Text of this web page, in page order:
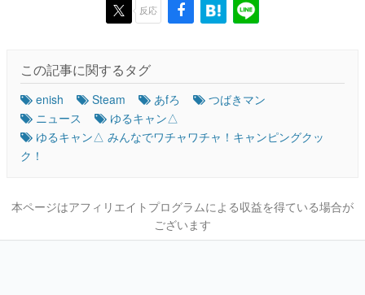
反応
この記事に関するタグ
enish Steam あfろ
つばきマン
ニュース
ゆるキャン△
ゆるキャン△ みんなでワチャワチャ！キャンピングクッ
ク！
本ページはアフィリエイトプログラムによる収益を得ている場合が
ございます